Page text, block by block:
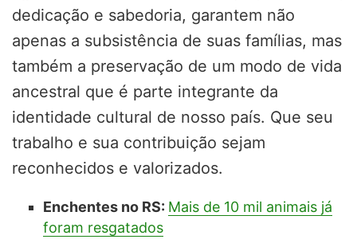
dedicação e sabedoria, garantem não
apenas a subsistência de suas famílias, mas
também a preservação de um modo de vida
ancestral que é parte integrante da
identidade cultural de nosso país. Que seu
trabalho e sua contribuição sejam
reconhecidos e valorizados.
Enchentes no RS: Mais de 10 mil animais já
foram resgatados